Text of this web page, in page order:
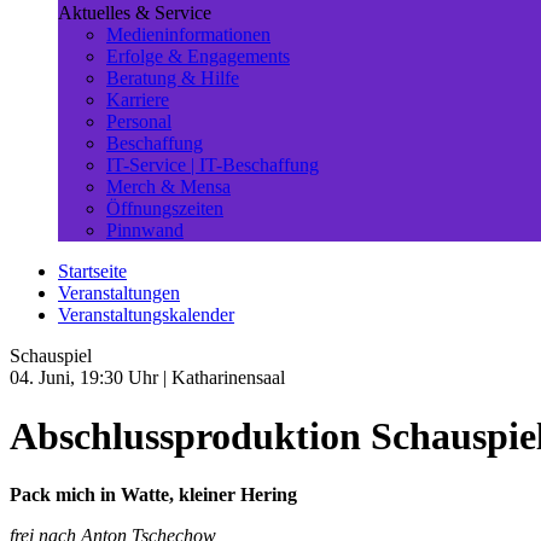
Aktuelles & Service
Medieninformationen
Erfolge & Engagements
Beratung & Hilfe
Karriere
Personal
Beschaffung
IT-Service | IT-Beschaffung
Merch & Mensa
Öffnungszeiten
Pinnwand
Startseite
Veranstaltungen
Veranstaltungskalender
Schauspiel
04. Juni, 19:30 Uhr | Katharinensaal
Abschlussproduktion
Pack mich in Watte, kleiner Hering
frei nach Anton Tschechow